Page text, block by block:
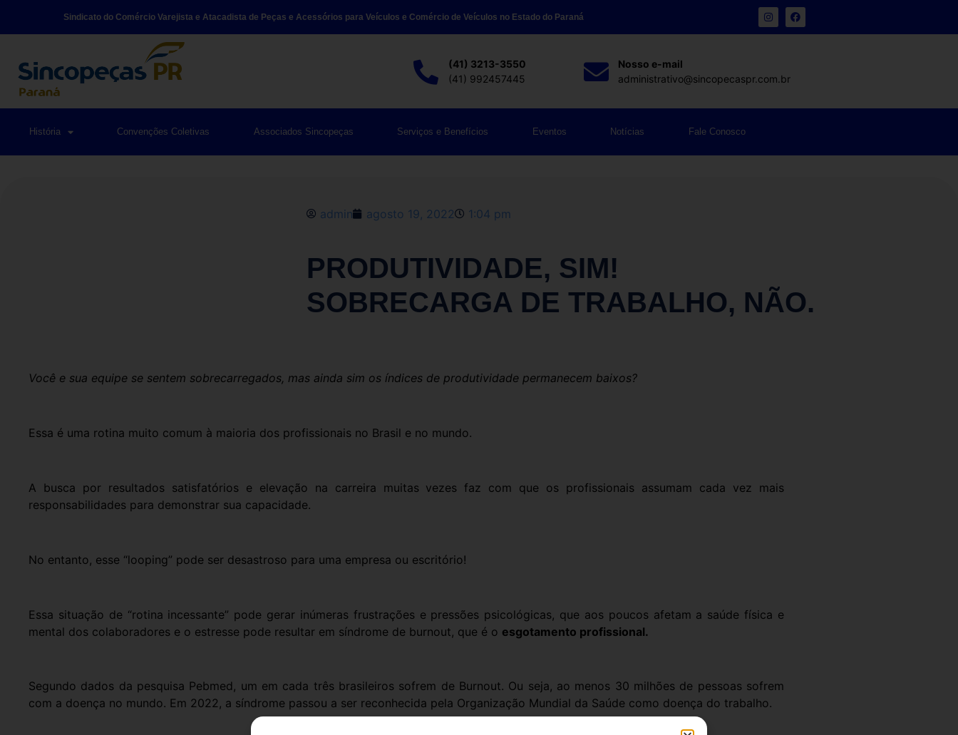
Sindicato do Comércio Varejista e Atacadista de Peças e Acessórios para Veículos e Comércio de Veículos no Estado do Paraná
(41) 3213-3550
(41) 992457445
Nosso e-mail
administrativo@sincopecaspr.com.br
História Convenções Coletivas Associados Sincopeças Serviços e Benefícios Eventos Notícias Fale Conosco
admin agosto 19, 2022 1:04 pm
PRODUTIVIDADE, SIM!
SOBRECARGA DE TRABALHO, NÃO.
Você e sua equipe se sentem sobrecarregados, mas ainda sim os índices de produtividade permanecem baixos?
Essa é uma rotina muito comum à maioria dos profissionais no Brasil e no mundo.
A busca por resultados satisfatórios e elevação na carreira muitas vezes faz com que os profissionais assumam cada vez mais
responsabilidades para demonstrar sua capacidade.
No entanto, esse “looping” pode ser desastroso para uma empresa ou escritório!
Essa situação de “rotina incessante” pode gerar inúmeras frustrações e pressões psicológicas, que aos poucos afetam a saúde física e
mental dos colaboradores e o estresse pode resultar em síndrome de burnout, que é o esgotamento profissional.
Segundo dados da pesquisa Pebmed, um em cada três brasileiros sofrem de Burnout. Ou seja, ao menos 30 milhões de pessoas sofrem
com a doença no mundo. Em 2022, a síndrome passou a ser reconhecida pela Organização Mundial da Saúde como doença do trabalho.